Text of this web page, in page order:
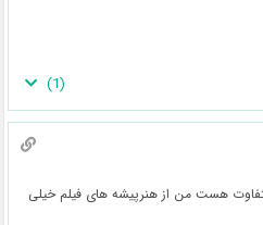
(
1
)
هست من از هنرپیشه های فیلم خیلی